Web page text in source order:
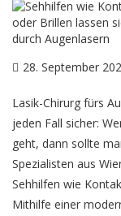
28. September
Lasik-Chirurg fürs
jeden Fall sicher:
geht, dann sollte
Spezialisten aus
Sehhilfen wie
Mithilfe einer